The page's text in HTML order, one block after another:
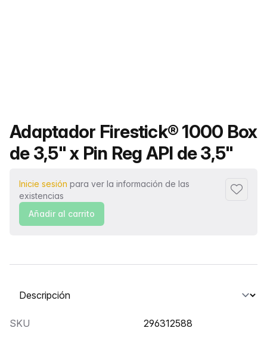
Nombre del producto
Adaptador Firestick® 1000 Box
de 3,5" x Pin Reg API de 3,5"
Inicie sesión para ver la información de las
existencias
Añadir
Añadir al carrito
Seleccione una pestaña
SKU
296312588